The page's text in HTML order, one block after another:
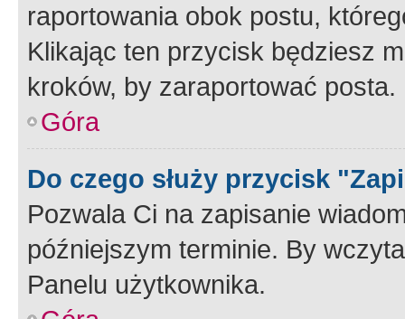
raportowania obok postu,
Klikając ten przycisk będziesz
kroków, by zaraportować posta.
Góra
Do czego służy przycisk
Pozwala Ci na zapisanie
późniejszym terminie. By
Panelu użytkownika.